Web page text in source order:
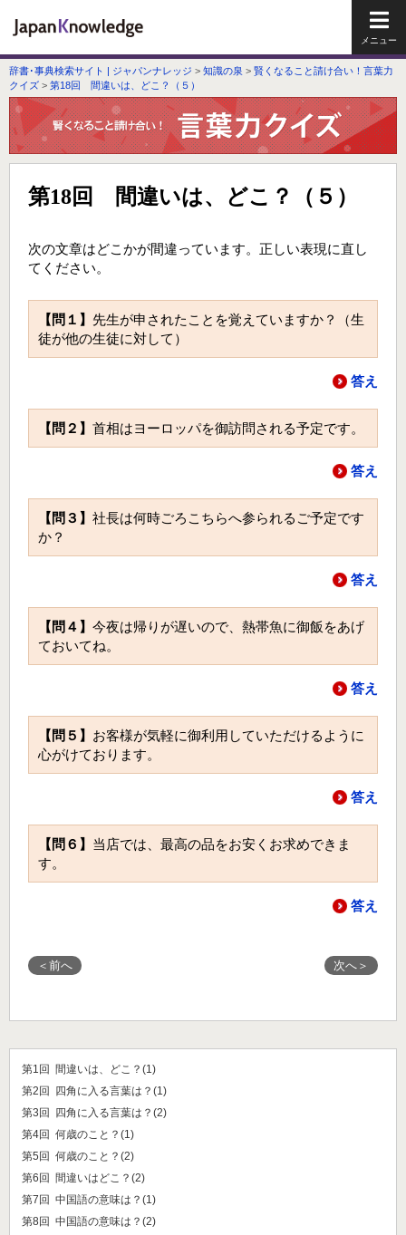
辞書･事典検索サイト | ジャパンナレッジ > 知識の泉 > 賢くなること請け合い！言葉力
クイズ > 第18回 間違いは、どこ？（５）
第18回 間違いは、どこ？（５）
次の文章はどこかが間違っています。正しい表現に直し
てください。
【問１】 先生が申されたことを覚えていますか？（生
徒が他の生徒に対して）
答え
【問２】 首相はヨーロッパを御訪問される予定です。
答え
【問３】 社長は何時ごろこちらへ参られるご予定です
か？
答え
【問４】 今夜は帰りが遅いので、熱帯魚に御飯をあげ
ておいてね。
答え
【問５】 お客様が気軽に御利用していただけるように
心がけております。
答え
【問６】 当店では、最高の品をお安くお求めできま
す。
答え
＜前へ 次へ＞
第1回 間違いは、どこ？(1)
第2回 四角に入る言葉は？(1)
第3回 四角に入る言葉は？(2)
第4回 何歳のこと？(1)
第5回 何歳のこと？(2)
第6回 間違いはどこ？(2)
第7回 中国語の意味は？(1)
第8回 中国語の意味は？(2)